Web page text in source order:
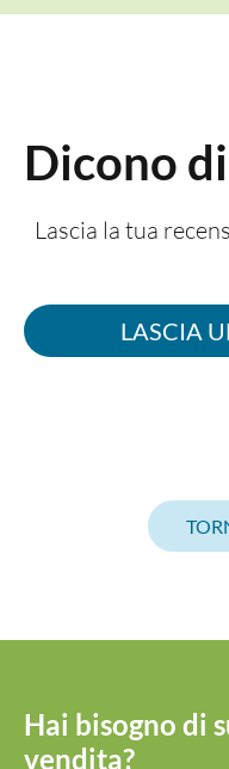
Dicono
Lascia la tua
LASCIA
Hai bisogno di
vendita?